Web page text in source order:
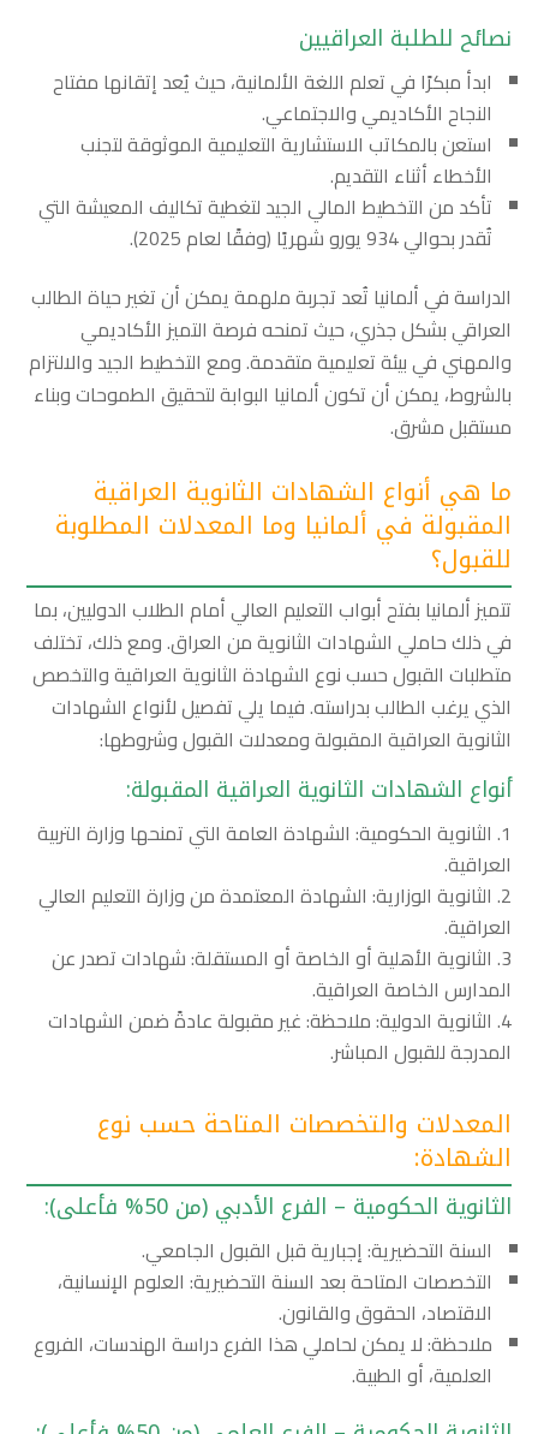
نصائح للطلبة العراقيين
ابدأ مبكرًا في تعلم اللغة الألمانية، حيث يُعد إتقانها مفتاح
النجاح الأكاديمي والاجتماعي.
استعن بالمكاتب الاستشارية التعليمية الموثوقة لتجنب
الأخطاء أثناء التقديم.
تأكد من التخطيط المالي الجيد لتغطية تكاليف المعيشة التي
تُقدر بحوالي 934 يورو شهريًا (وفقًا لعام 2025).
الدراسة في ألمانيا تُعد تجربة ملهمة يمكن أن تغير حياة الطالب
العراقي بشكل جذري، حيث تمنحه فرصة التميز الأكاديمي
والمهني في بيئة تعليمية متقدمة. ومع التخطيط الجيد والالتزام
بالشروط، يمكن أن تكون ألمانيا البوابة لتحقيق الطموحات وبناء
مستقبل مشرق.
ما هي أنواع الشهادات الثانوية العراقية
المقبولة في ألمانيا وما المعدلات المطلوبة
للقبول؟
تتميز ألمانيا بفتح أبواب التعليم العالي أمام الطلاب الدوليين، بما
في ذلك حاملي الشهادات الثانوية من العراق. ومع ذلك، تختلف
متطلبات القبول حسب نوع الشهادة الثانوية العراقية والتخصص
الذي يرغب الطالب بدراسته. فيما يلي تفصيل لأنواع الشهادات
الثانوية العراقية المقبولة ومعدلات القبول وشروطها:
أنواع الشهادات الثانوية العراقية المقبولة:
الثانوية الحكومية: الشهادة العامة التي تمنحها وزارة التربية
العراقية.
الثانوية الوزارية: الشهادة المعتمدة من وزارة التعليم العالي
العراقية.
الثانوية الأهلية أو الخاصة أو المستقلة: شهادات تصدر عن
المدارس الخاصة العراقية.
الثانوية الدولية: ملاحظة: غير مقبولة عادةً ضمن الشهادات
المدرجة للقبول المباشر.
المعدلات والتخصصات المتاحة حسب نوع
الشهادة:
الثانوية الحكومية – الفرع الأدبي (من 50% فأعلى):
السنة التحضيرية: إجبارية قبل القبول الجامعي.
التخصصات المتاحة بعد السنة التحضيرية: العلوم الإنسانية،
الاقتصاد، الحقوق والقانون.
ملاحظة: لا يمكن لحاملي هذا الفرع دراسة الهندسات، الفروع
العلمية، أو الطبية.